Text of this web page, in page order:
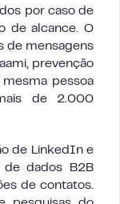
por caso de
de alcance. O
de mensagens
prevenção
pessoa
de 2.000
de LinkedIn e
dados B2B
de contatos.